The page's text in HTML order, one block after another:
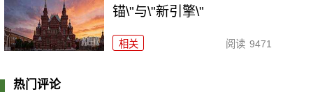
锚\"与\"新引擎\"
相关 阅读 9471
热门评论